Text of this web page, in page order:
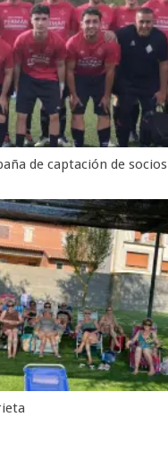
de captación de socios